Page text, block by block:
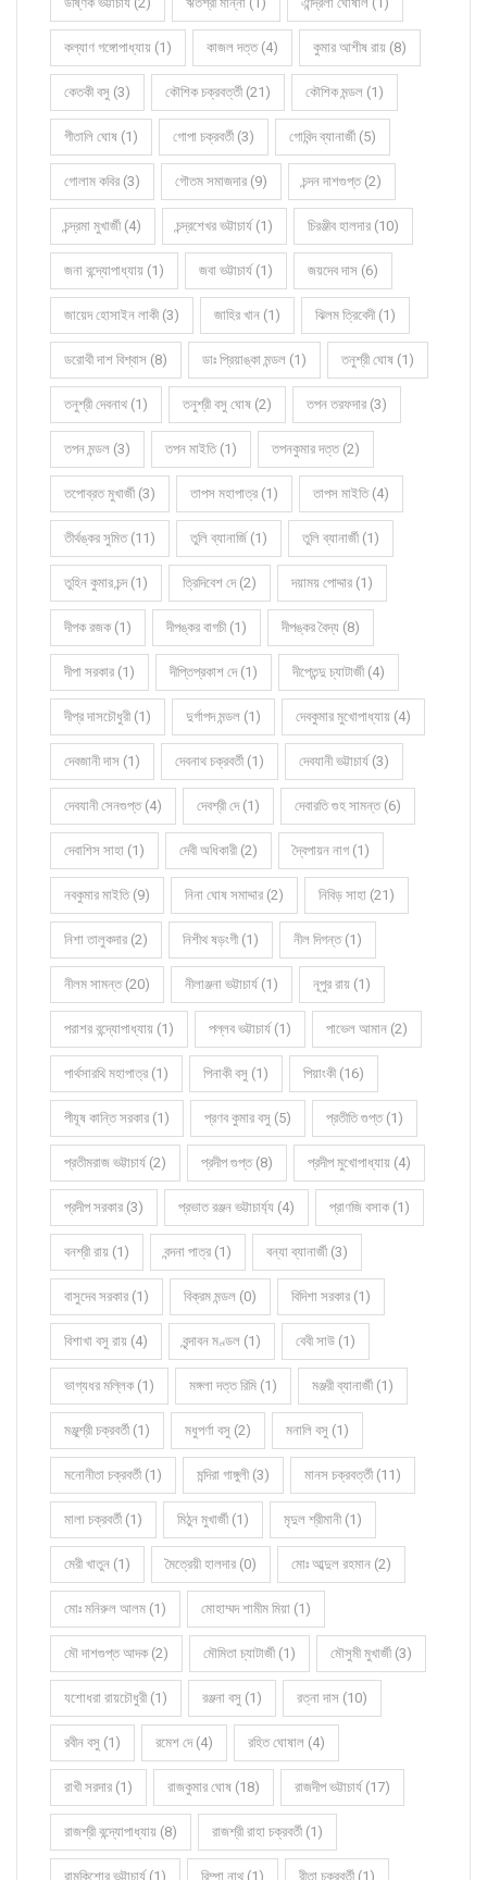
কল্যাণ গঙ্গোপাধ্যায় (1) কাজল দত্ত (4) কুমার আশীষ রায় (8)
কেতকী বসু (3) কৌশিক চক্রবর্ত্তী (21) কৌশিক মন্ডল (1)
গীতালি ঘোষ (1) গোপা চক্রবর্তী (3) গোবিন্দ ব্যানার্জী (5)
গোলাম কবির (3) গৌতম সমাজদার (9) চন্দন দাশগুপ্ত (2)
চন্দ্রমা মুখার্জী (4) চন্দ্রশেখর ভট্টাচার্য (1) চিরঞ্জীব হালদার (10)
জনা বন্দ্যোপাধ্যায় (1) জবা ভট্টাচার্য (1) জয়দেব দাস (6)
জায়েদ হোসাইন লাকী (3) জাহির খান (1) ঝিলম ত্রিবেদী (1)
ডরোথী দাশ বিশ্বাস (8) ডাঃ প্রিয়াঙ্কা মন্ডল (1) তনুশ্রী ঘোষ (1)
তনুশ্রী দেবনাথ (1) তনুশ্রী বসু ঘোষ (2) তপন তরফদার (3)
তপন মন্ডল (3) তপন মাইতি (1) তপনকুমার দত্ত (2)
তপোব্রত মুখার্জী (3) তাপস মহাপাত্র (1) তাপস মাইতি (4)
তীর্থঙ্কর সুমিত (11) তুলি ব্যানার্জি (1) তুলি ব্যানার্জী (1)
তুহিন কুমার চন্দ (1) ত্রিদিবেশ দে (2) দয়াময় পোদ্দার (1)
দীপক রজক (1) দীপঙ্কর বাগচী (1) দীপঙ্কর বৈদ্য (8)
দীপা সরকার (1) দীপ্তিপ্রকাশ দে (1) দীপ্তেন্দু চ্যাটার্জী (4)
দীপ্র দাসচৌধুরী (1) দুর্গাপদ মন্ডল (1) দেবকুমার মুখোপাধ্যায় (4)
দেবজানী দাস (1) দেবনাথ চক্রবর্তী (1) দেবযানী ভট্টাচার্য (3)
দেবযানী সেনগুপ্ত (4) দেবশ্রী দে (1) দেবারতি গুহ সামন্ত (6)
দেবাশিস সাহা (1) দেবী অধিকারী (2) দ্বৈপায়ন নাগ (1)
নবকুমার মাইতি (9) নিনা ঘোষ সমাদ্দার (2) নিবিড় সাহা (21)
নিশা তালুকদার (2) নিশীথ ষড়ংগী (1) নীল দিগন্ত (1)
নীলম সামন্ত (20) নীলাঞ্জনা ভট্টাচার্য (1) নূপুর রায় (1)
পরাশর বন্দ্যোপাধ্যায় (1) পল্লব ভট্টাচার্য (1) পাভেল আমান (2)
পার্থসারথি মহাপাত্র (1) পিনাকী বসু (1) পিয়াংকী (16)
পীযূষ কান্তি সরকার (1) প্রণব কুমার বসু (5) প্রতীতি গুপ্ত (1)
প্রতীমরাজ ভট্টাচার্য (2) প্রদীপ গুপ্ত (8) প্রদীপ মুখোপাধ্যায় (4)
প্রদীপ সরকার (3) প্রভাত রঞ্জন ভট্টাচার্য্য (4) প্রাণজি বসাক (1)
বনশ্রী রায় (1) বন্দনা পাত্র (1) বন্যা ব্যানার্জী (3)
বাসুদেব সরকার (1) বিক্রম মন্ডল (0) বিদিশা সরকার (1)
বিশাখা বসু রায় (4) বৃন্দাবন মণ্ডল (1) বেবী সাউ (1)
ভাগ্যধর মল্লিক (1) মঙ্গলা দত্ত রিমি (1) মঞ্জরী ব্যানার্জী (1)
মঞ্জুশ্রী চক্রবর্তী (1) মধুপর্ণা বসু (2) মনালি বসু (1)
মনোনীতা চক্রবর্তী (1) মন্দিরা গাঙ্গুলী (3) মানস চক্রবর্ত্তী (11)
মালা চক্রবর্তী (1) মিঠুন মুখার্জী (1) মৃদুল শ্রীমানী (1)
মেরী খাতুন (1) মৈত্রেয়ী হালদার (0) মোঃ আব্দুল রহমান (2)
মোঃ মনিরুল আলম (1) মোহাম্মদ শামীম মিয়া (1)
মৌ দাশগুপ্ত আদক (2) মৌমিতা চ্যাটার্জী (1) মৌসুমী মুখার্জী (3)
যশোধরা রায়চৌধুরী (1) রঞ্জনা বসু (1) রত্না দাস (10)
রবীন বসু (1) রমেশ দে (4) রহিত ঘোষাল (4)
রাখী সরদার (1) রাজকুমার ঘোষ (18) রাজদীপ ভট্টাচার্য (17)
রাজশ্রী বন্দ্যোপাধ্যায় (8) রাজশ্রী রাহা চক্রবর্তী (1)
রামকিশোর ভট্টাচার্য (1) রিম্পা নাথ (1) রীতা চক্রবর্তী (1)